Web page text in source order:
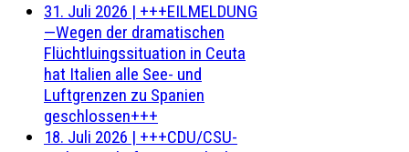
31. Juli 2026 | +++EILMELDUNG
—Wegen der dramatischen
Flüchtluingssituation in Ceuta
hat Italien alle See- und
Luftgrenzen zu Spanien
geschlossen+++
18. Juli 2026 | +++CDU/CSU-